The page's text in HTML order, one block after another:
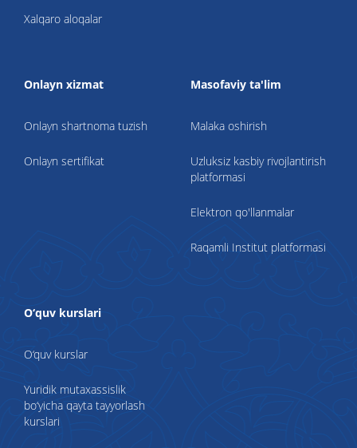
Xalqaro aloqalar
Onlayn xizmat
Onlayn shartnoma tuzish
Onlayn sertifikat
Masofaviy ta'lim
Malaka oshirish
Uzluksiz kasbiy rivojlantirish
platformasi
Elektron qo'llanmalar
Raqamli Institut platformasi
O‘quv kurslari
O‘quv kurslar
Yuridik mutaxassislik
bo‘yicha qayta tayyorlash
kurslari